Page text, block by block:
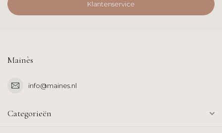
Klantenservice
Mainès
info@maines.nl
Categorieën